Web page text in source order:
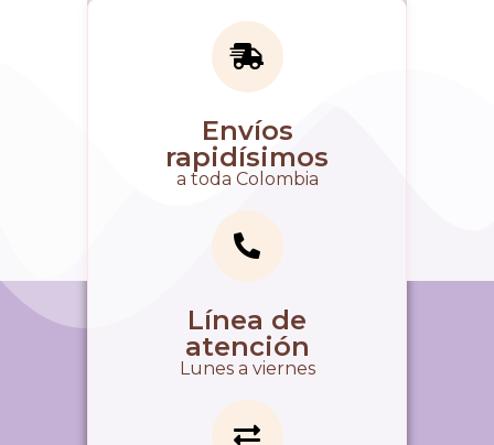
Envíos
rapidísimos
a toda Colombia
Línea de
atención
Lunes a viernes